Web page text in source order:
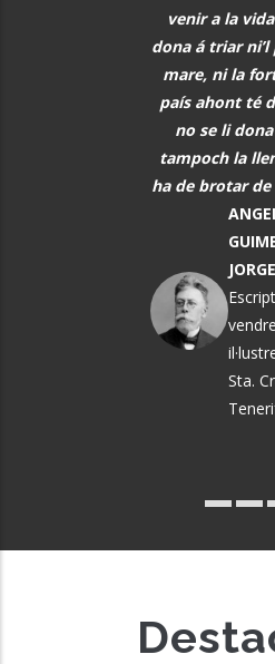
venir a la
dona á triar ni’l
mare, ni la
país ahont té
no se li
tampoch la
ha de brotar de
JORGE
Sta.